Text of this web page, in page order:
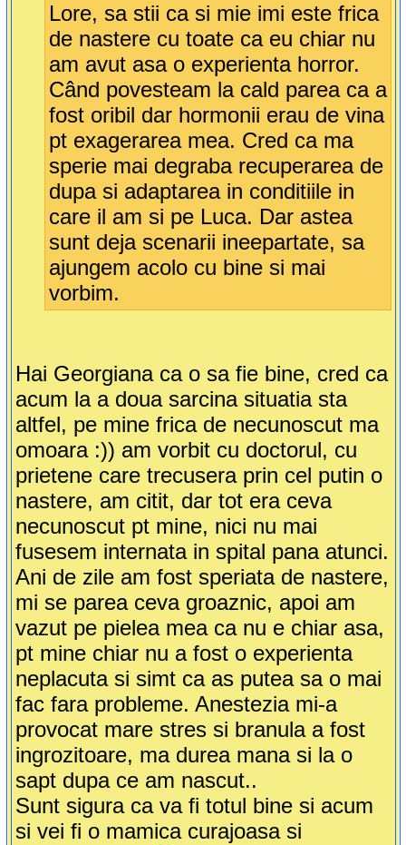
Lore, sa stii ca si mie imi este frica
de nastere cu toate ca eu chiar nu
am avut asa o experienta horror.
Când povesteam la cald parea ca a
fost oribil dar hormonii erau de vina
pt exagerarea mea. Cred ca ma
sperie mai degraba recuperarea de
dupa si adaptarea in conditiile in
care il am si pe Luca. Dar astea
sunt deja scenarii ineepartate, sa
ajungem acolo cu bine si mai
vorbim.
Hai Georgiana ca o sa fie bine, cred ca
acum la a doua sarcina situatia sta
altfel, pe mine frica de necunoscut ma
omoara :)) am vorbit cu doctorul, cu
prietene care trecusera prin cel putin o
nastere, am citit, dar tot era ceva
necunoscut pt mine, nici nu mai
fusesem internata in spital pana atunci.
Ani de zile am fost speriata de nastere,
mi se parea ceva groaznic, apoi am
vazut pe pielea mea ca nu e chiar asa,
pt mine chiar nu a fost o experienta
neplacuta si simt ca as putea sa o mai
fac fara probleme. Anestezia mi-a
provocat mare stres si branula a fost
ingrozitoare, ma durea mana si la o
sapt dupa ce am nascut..
Sunt sigura ca va fi totul bine si acum
si vei fi o mamica curajoasa si